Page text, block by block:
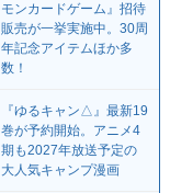
モンカードゲーム』招待
販売が一挙実施中。30周
年記念アイテムほか多
数！
『ゆるキャン△』最新19
巻が予約開始。アニメ4
期も2027年放送予定の
大人気キャンプ漫画